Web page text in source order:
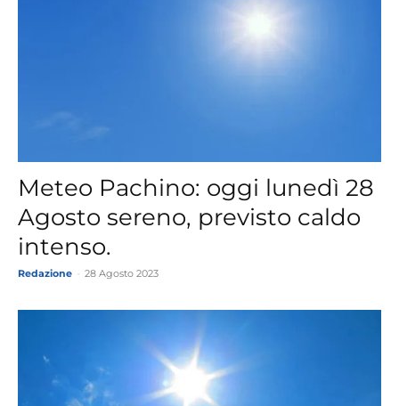
Meteo Pachino: oggi lunedì 28
Agosto sereno, previsto caldo
intenso.
Redazione 28 Agosto 2023